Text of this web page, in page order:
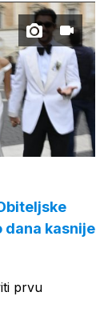
dana kasnije
prvu